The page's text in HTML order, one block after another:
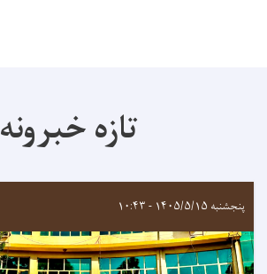
تازه خبرونه
پنجشنبه ۱۴۰۵/۵/۱۵ - ۱۰:۴۳